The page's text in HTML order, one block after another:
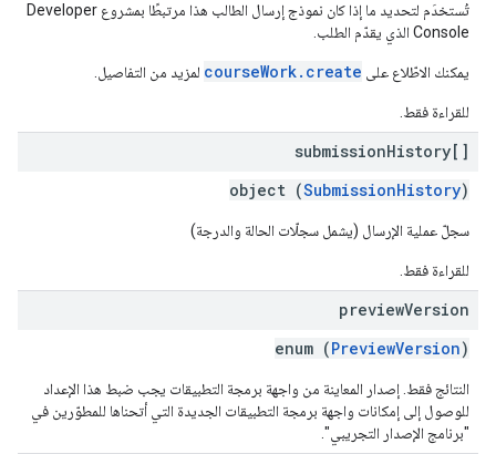
تُستخدَم لتحديد ما إذا كان نموذج إرسال الطالب هذا مرتبطًا بمشروع Developer
Console الذي يقدّم الطلب.
يمكنك الاطّلاع على courseWork.create لمزيد من التفاصيل.
للقراءة فقط.
submissionHistory[]
object (SubmissionHistory)
سجلّ عملية الإرسال (يشمل سجلّات الحالة والدرجة)
للقراءة فقط.
previewVersion
enum (PreviewVersion)
النتائج فقط. إصدار المعاينة من واجهة برمجة التطبيقات يجب ضبط هذا الإعداد
للوصول إلى إمكانات واجهة برمجة التطبيقات الجديدة التي أتحناها للمطوّرين في
"برنامج الإصدار التجريبي".